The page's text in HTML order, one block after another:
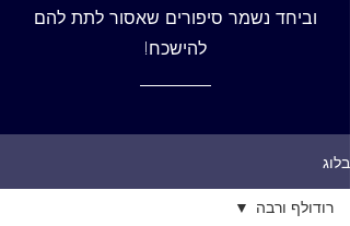
וביחד נשמר סיפורים שאסור לתת להם
להישכח!
בלוג
רודולף ורבה